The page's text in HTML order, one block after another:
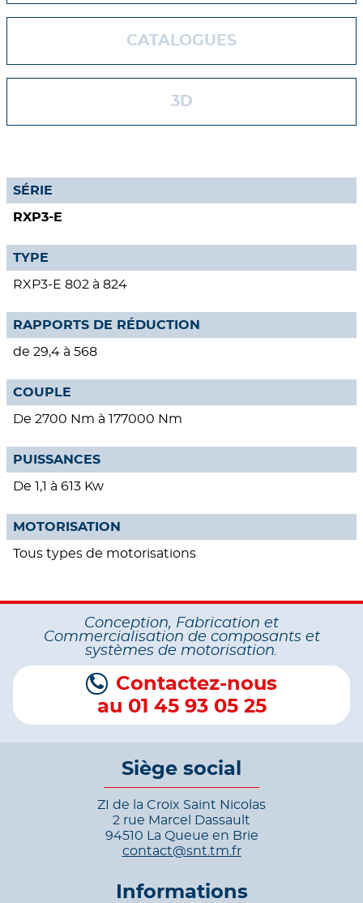
CATALOGUES
3D
SÉRIE
RXP3-E
TYPE
RXP3-E 802 à 824
RAPPORTS DE RÉDUCTION
de 29,4 à 568
COUPLE
De 2700 Nm à 177000 Nm
PUISSANCES
De 1,1 à 613 Kw
MOTORISATION
Tous types de motorisations
Conception, Fabrication et
Commercialisation de composants et
systèmes de motorisation.
Contactez-nous
au 01 45 93 05 25
Siège social
ZI de la Croix Saint Nicolas
2 rue Marcel Dassault
94510 La Queue en Brie
contact@snt.tm.fr
Informations